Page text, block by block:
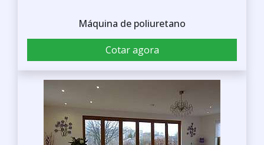
Máquina de poliuretano
Cotar agora